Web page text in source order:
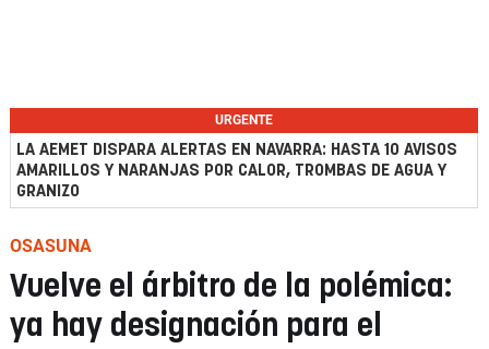
URGENTE
LA AEMET DISPARA ALERTAS EN NAVARRA: HASTA 10 AVISOS
AMARILLOS Y NARANJAS POR CALOR, TROMBAS DE AGUA Y
GRANIZO
OSASUNA
Vuelve el árbitro de la polémica:
ya hay designación para el